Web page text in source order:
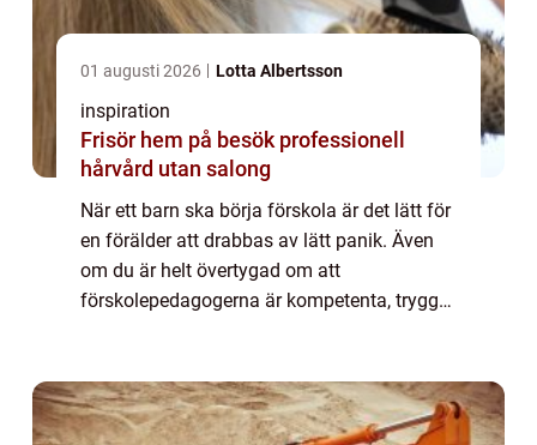
01 augusti 2026 Lotta Albertsson
inspiration
Frisör hem på besök professionell
hårvård utan salong
När ett barn ska börja förskola är det lätt för
en förälder att drabbas av lätt panik. Även
om du är helt övertygad om att
förskolepedagogerna är kompetenta, trygga